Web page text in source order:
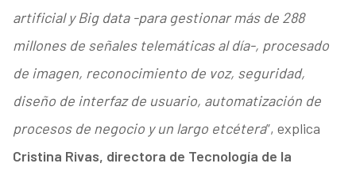
artificial y Big data -para gestionar más de 288
millones de señales telemáticas al día-, procesado
de imagen, reconocimiento de voz, seguridad,
diseño de interfaz de usuario, automatización de
procesos de negocio y un largo etcétera”, explica
Cristina Rivas, directora de Tecnología de la